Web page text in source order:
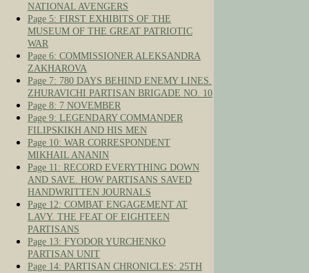
NATIONAL AVENGERS
Page 5: FIRST EXHIBITS OF THE
MUSEUM OF THE GREAT PATRIOTIC
WAR
Page 6: COMMISSIONER ALEKSANDRA
ZAKHAROVA
Page 7: 780 DAYS BEHIND ENEMY LINES.
ZHURAVICHI PARTISAN BRIGADE NO. 10
Page 8: 7 NOVEMBER
Page 9: LEGENDARY COMMANDER
FILIPSKIKH AND HIS MEN
Page 10: WAR CORRESPONDENT
MIKHAIL ANANIN
Page 11: RECORD EVERYTHING DOWN
AND SAVE. HOW PARTISANS SAVED
HANDWRITTEN JOURNALS
Page 12: COMBAT ENGAGEMENT AT
LAVY. THE FEAT OF EIGHTEEN
PARTISANS
Page 13: FYODOR YURCHENKO
PARTISAN UNIT
Page 14: PARTISAN CHRONICLES: 25TH